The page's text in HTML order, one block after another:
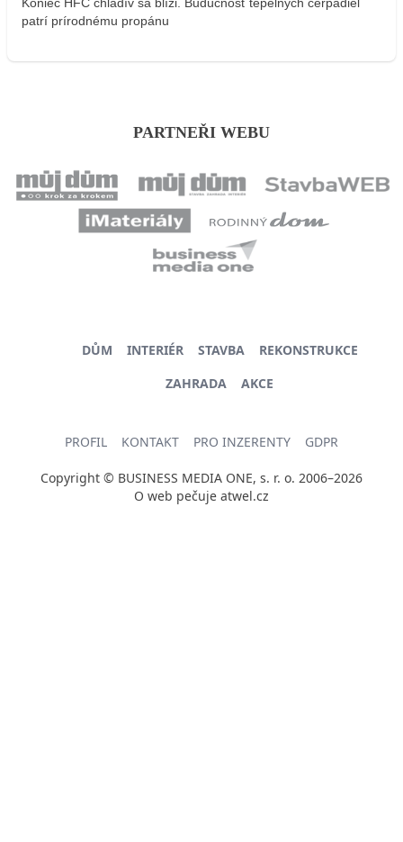
patrí prírodnému propánu
PARTNEŘI WEBU
DŮM INTERIÉR STAVBA
REKONSTRUKCE
ZAHRADA
AKCE
PROFIL KONTAKT PRO INZERENTY GDPR
Copyright © BUSINESS MEDIA ONE, s. r. o. 2006–2026